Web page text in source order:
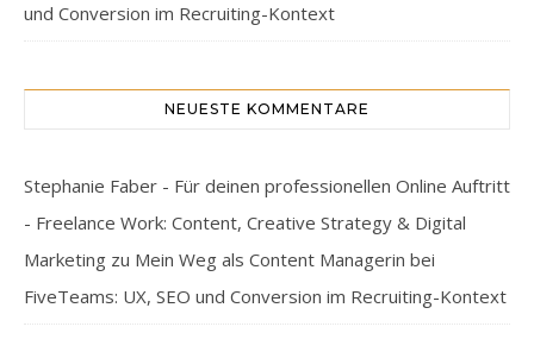
und Conversion im Recruiting-Kontext
NEUESTE KOMMENTARE
Stephanie Faber - Für deinen professionellen Online Auftritt
- Freelance Work: Content, Creative Strategy & Digital
Marketing zu Mein Weg als Content Managerin bei
FiveTeams: UX, SEO und Conversion im Recruiting-Kontext